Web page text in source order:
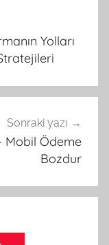
Yolları
Sonraki yazı
Mobil Ödeme
Bozdur